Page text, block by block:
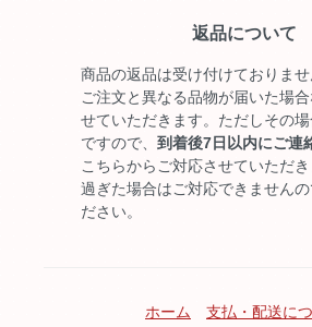
返品について
商品の返品は受け付けておりませ
ご注文と異なる品物が届いた場
せていただきます。ただしその
ですので、 到着後7日以内にご連
こちらからご対応させていただ
過ぎた場合はご対応できませんの
ださい。
ホーム
支払・配送に